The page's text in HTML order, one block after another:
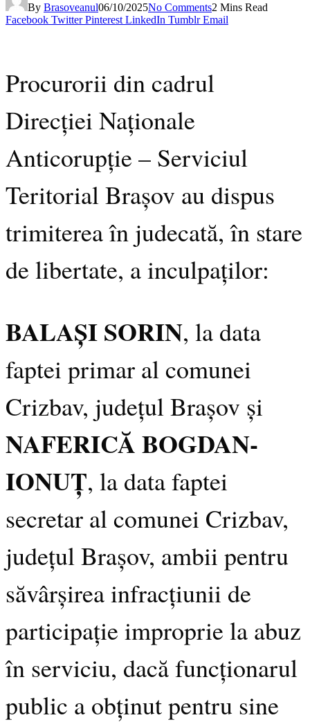
By Brasoveanul06/10/2025No Comments2 Mins Read
Facebook Twitter Pinterest LinkedIn Tumblr Email
Procurorii din cadrul
Direcției Naționale
Anticorupție – Serviciul
Teritorial Brașov au dispus
trimiterea în judecată, în stare
de libertate, a inculpaților:
BALAȘI SORIN, la data
faptei primar al comunei
Crizbav, județul Brașov și
NAFERICĂ BOGDAN-
IONUȚ, la data faptei
secretar al comunei Crizbav,
județul Brașov, ambii pentru
săvârșirea infracțiunii de
participație improprie la abuz
în serviciu, dacă funcționarul
public a obținut pentru sine